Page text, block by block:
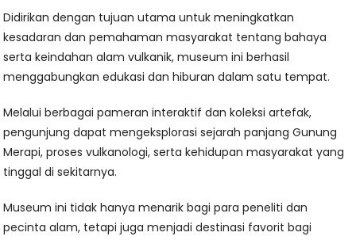
Didirikan dengan tujuan utama untuk meningkatkan
kesadaran dan pemahaman masyarakat tentang bahaya
serta keindahan alam vulkanik, museum ini berhasil
menggabungkan edukasi dan hiburan dalam satu tempat.
Melalui berbagai pameran interaktif dan koleksi artefak,
pengunjung dapat mengeksplorasi sejarah panjang Gunung
Merapi, proses vulkanologi, serta kehidupan masyarakat yang
tinggal di sekitarnya.
Museum ini tidak hanya menarik bagi para peneliti dan
pecinta alam, tetapi juga menjadi destinasi favorit bagi